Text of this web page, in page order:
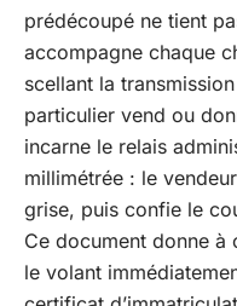
prédécoupé ne tient
accompagne chaque
scellant la
particulier vend ou
incarne le relais
millimétrée : le
grise, puis confie le
Ce document donne
le volant